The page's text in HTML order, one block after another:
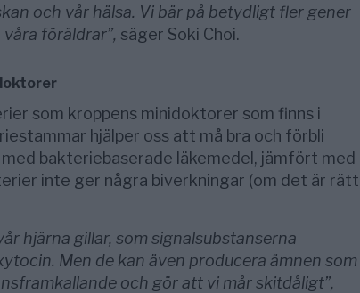
och vår hälsa. Vi bär på betydligt fler gener
föräldrar”, säger Soki Choi.
som kroppens minidoktorer som finns i
hjälper oss att må bra och förbli
bakteriebaserade läkemedel, jämfört med
inte ger några biverkningar (om det är rätt
hjärna gillar, som signalsubstanserna
Men de kan även producera ämnen som
och gör att vi mår skitdåligt”,